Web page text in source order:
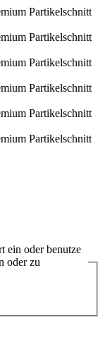
ein oder benutze
oder zu